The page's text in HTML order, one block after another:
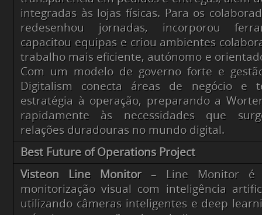
integradas às lojas físicas. Para os
redesenhou jornadas, incorporou
capacitou equipas e criou ambientes
trabalho mais eficiente, autónomo e
Com um modelo de governo forte e
Digitalism conecta áreas de negócio e
estratégia à operação, preparando a
rapidamente às necessidades que
relações duradouras no mundo digital.
Best Future of Operations Project
Visteon Line Monitor– Line Monitor é
monitorização visual com inteligência
utilizando câmeras inteligentes e deep